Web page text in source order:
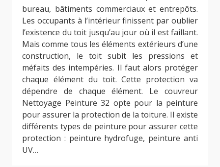
bureau, bâtiments commerciaux et entrepôts.
Les occupants à l’intérieur finissent par oublier
l’existence du toit jusqu’au jour où il est faillant.
Mais comme tous les éléments extérieurs d’une
construction, le toit subit les pressions et
méfaits des intempéries. Il faut alors protéger
chaque élément du toit. Cette protection va
dépendre de chaque élément. Le couvreur
Nettoyage Peinture 32 opte pour la peinture
pour assurer la protection de la toiture. Il existe
différents types de peinture pour assurer cette
protection : peinture hydrofuge, peinture anti
UV…